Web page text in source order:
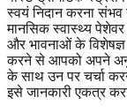
स्वयं निदान करना
मानसिक स्वास्थ्य पेशेवर
और भावनाओं के
करने से आपको अपने
के साथ उन पर चर्चा
इसे जानकारी एकत्र